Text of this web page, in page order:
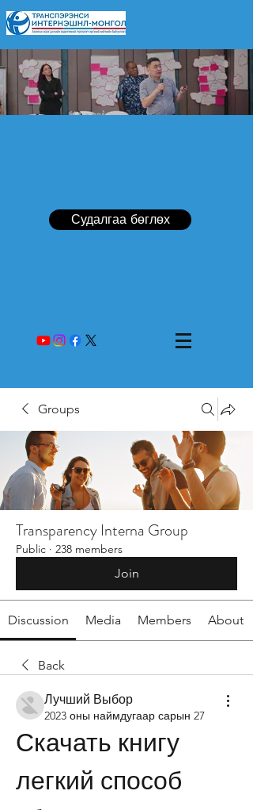
Судалгаа бөглөх
Groups
Transparency Interna Group
Public · 238 members
Join
Discussion Media Members About
Back
Лучший Выбор
2023 оны наймдугаар сарын 27
Скачать книгу
легкий способ